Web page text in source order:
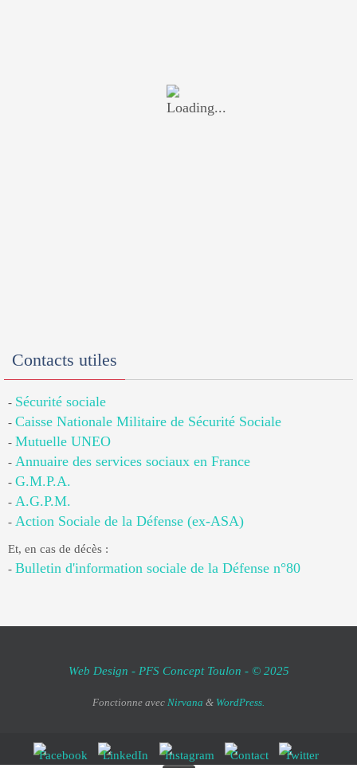
Contacts utiles
- Sécurité sociale
- Caisse Nationale Militaire de Sécurité Sociale
- Mutuelle UNEO
- Annuaire des services sociaux en France
- G.M.P.A.
- A.G.P.M.
- Action Sociale de la Défense (ex-ASA)
Et, en cas de décès :
- Bulletin d'information sociale de la Défense n°80
Web Design - PFS Concept Toulon - © 2025
Fonctionne avec Nirvana & WordPress.